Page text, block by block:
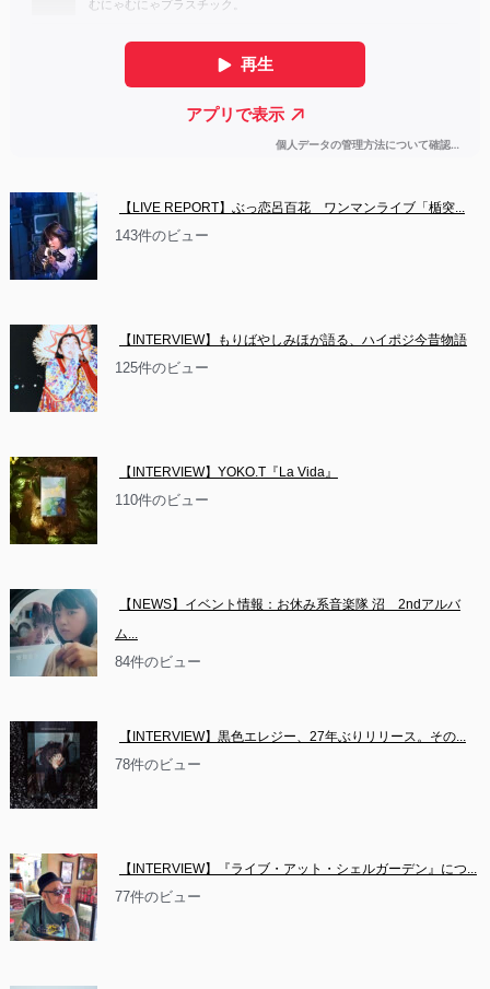
【LIVE REPORT】ぶっ恋呂百花　ワンマンライブ「楯突...
143件のビュー
【INTERVIEW】もりばやしみほが語る、ハイポジ今昔物語
125件のビュー
【INTERVIEW】YOKO.T『La Vida』
110件のビュー
【NEWS】イベント情報：お休み系音楽隊 沼　2ndアルバ
ム...
84件のビュー
【INTERVIEW】黒色エレジー、27年ぶりリリース。その...
78件のビュー
【INTERVIEW】『ライブ・アット・シェルガーデン』につ...
77件のビュー